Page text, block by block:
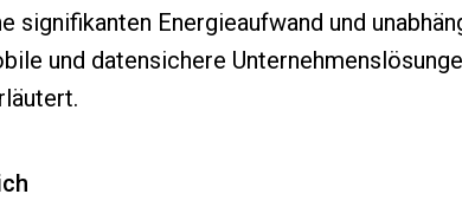
signifikanten Energieaufwand und
und datensichere